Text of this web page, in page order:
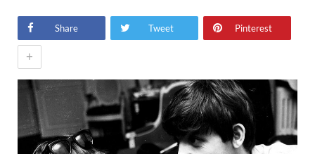
Share Tweet Pinterest
+